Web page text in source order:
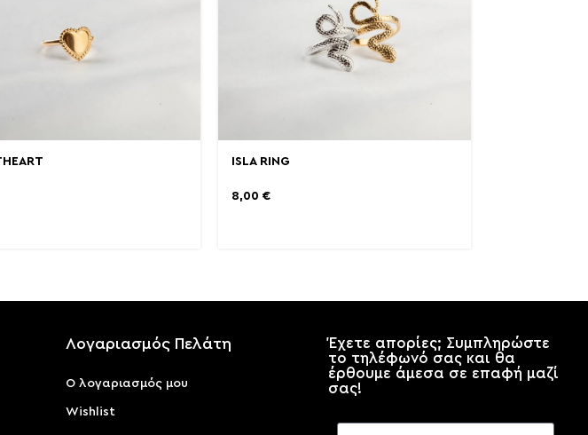
ISLA RING
8,00 €
Λογαριασμός Πελάτη
Ο λογαριασμός μου
Wishlist
Έχετε απορίες; Συμπληρώστε
το τηλέφωνό σας και θα
έρθουμε άμεσα σε επαφή μαζί
σας!